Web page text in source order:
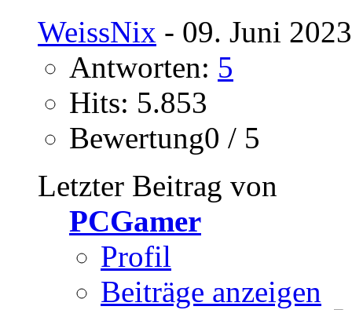
WeissNix - 09. Juni
Antworten: 5
Hits: 5.853
Bewertung0 / 5
Letzter Beitrag von
PCGamer
Profil
Beiträge anzeigen